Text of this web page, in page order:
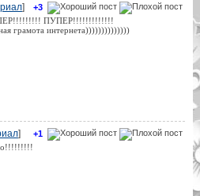
+3
]
ПУПЕР!!!!!!!!!!!!!
грамота интернета))))))))))))))
+1
]